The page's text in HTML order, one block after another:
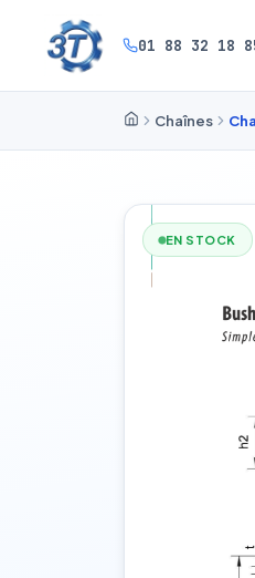
01 88 32 18
Chaînes
EN STOCK